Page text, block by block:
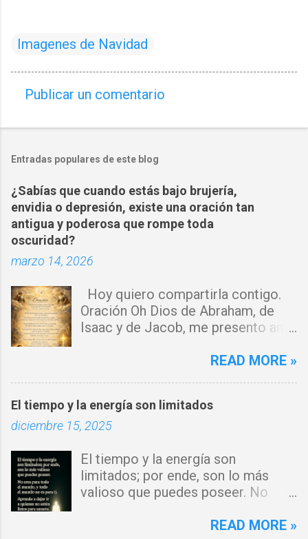
Imagenes de Navidad
o
e
n
t
a
r
i
s
Publicar un comentario
Entradas populares de este blog
¿Sabías que cuando estás bajo brujería,
envidia o depresión, existe una oración tan
antigua y poderosa que rompe toda
oscuridad?
marzo 14, 2026
Hoy quiero compartirla contigo.
Oración Oh Dios de Abraham, de
Isaac y de Jacob, me presento ante
por donde haya entrado la maldad.
Que tus ángeles guerreros cuiden
mi hogar y que el fuego del Espíritu
alrededor. Por el poder del Cordero
de Dios, rompo cadenas, destruyo
amarres y anulo toda palabra de
envidia o depresión, envíala al
READ MORE »
El tiempo y la energía son limitados
diciembre 15, 2025
El tiempo y la energía son
limitados; por ende, son lo más
valioso que puedes poseer. No
mundo no es para ti. Aprende a
READ MORE »